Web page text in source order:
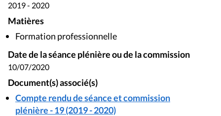
2019 - 2020
Matières
Formation professionnelle
Date de la séance plénière ou de la commission
10/07/2020
Document(s) associé(s)
Compte rendu de séance et commission
plénière - 19 (2019 - 2020)